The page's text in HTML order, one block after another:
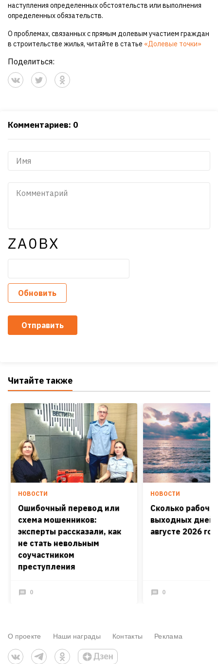
наступления определенных обстоятельств или выполнения
определенных обязательств.
О проблемах, связанных с прямым долевым участием граждан
в строительстве жилья, читайте в статье «Долевые точки»
Поделиться:
Комментариев: 0
ZA0BX
Обновить
Отправить
Читайте также
НОВОСТИ
Ошибочный перевод или
схема мошенников:
эксперты рассказали, как
не стать невольным
соучастником
преступления
0
НОВОСТИ
Сколько
выходных дней
августе 2026
0
О проекте Наши награды Контакты Реклама